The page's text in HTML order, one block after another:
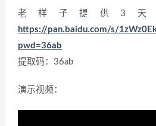
老样子提供3天
https://pan.baidu.com/s/
pwd=36ab
提取码：36ab
演示视频：